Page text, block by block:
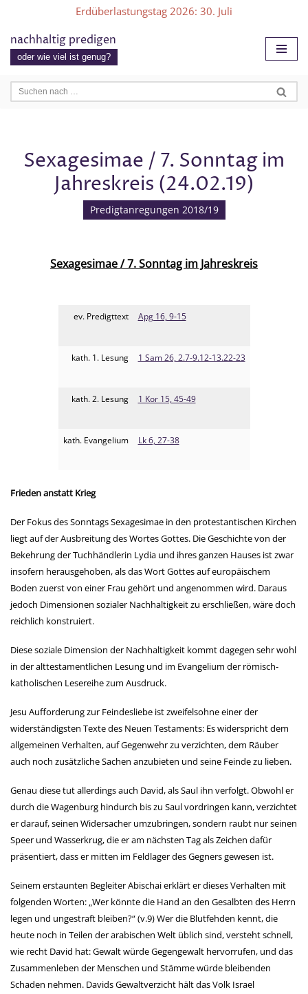
Zum
Inhalt
Erdüberlastungstag 2026: 30. Juli
nachhaltig predigen
oder wie viel ist genug?
Sexagesimae / 7. Sonntag im
Jahreskreis (24.02.19)
Predigtanregungen 2018/19
Sexagesimae / 7. Sonntag im Jahreskreis
ev. Predigttext
kath. 1. Lesung
kath. 2. Lesung
kath. Evangelium
Apg 16, 9-15
1 Sam 26, 2.7-9.12-13.22-23
1 Kor 15, 45-49
Lk 6, 27-38
Frieden anstatt Krieg
Der Fokus des Sonntags Sexagesimae in den protestantischen Kirchen
liegt auf der Ausbreitung des Wortes Gottes. Die Geschichte von der
Bekehrung der Tuchhändlerin Lydia und ihres ganzen Hauses ist zwar
insofern herausgehoben, als das Wort Gottes auf europäischem
Boden zuerst von einer Frau gehört und angenommen wird. Daraus
jedoch Dimensionen sozialer Nachhaltigkeit zu erschließen, wäre doch
reichlich konstruiert.
Diese soziale Dimension der Nachhaltigkeit kommt dagegen sehr wohl
in der alttestamentlichen Lesung und im Evangelium der römisch-
katholischen Lesereihe zum Ausdruck.
Jesu Aufforderung zur Feindesliebe ist zweifelsohne einer der
widerständigsten Texte des Neuen Testaments: Es widerspricht dem
allgemeinen Verhalten, auf Gegenwehr zu verzichten, dem Räuber
auch noch zusätzliche Sachen anzubieten und seine Feinde zu lieben.
Genau diese tut allerdings auch David, als Saul ihn verfolgt. Obwohl er
durch die Wagenburg hindurch bis zu Saul vordringen kann, verzichtet
er darauf, seinen Widersacher umzubringen, sondern raubt nur seinen
Speer und Wasserkrug, die er am nächsten Tag als Zeichen dafür
präsentiert, dass er mitten im Feldlager des Gegners gewesen ist.
Seinem erstaunten Begleiter Abischai erklärt er dieses Verhalten mit
folgenden Worten: „Wer könnte die Hand an den Gesalbten des Herrn
legen und ungestraft bleiben?“ (v.9) Wer die Blutfehden kennt, die
heute noch in Teilen der arabischen Welt üblich sind, versteht schnell,
wie recht David hat: Gewalt würde Gegengewalt hervorrufen, und das
Zusammenleben der Menschen und Stämme würde bleibenden
Schaden nehmen. Davids Gewaltverzicht hält das Volk Israel